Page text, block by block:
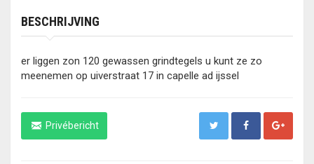
BESCHRIJVING
er liggen zon 120 gewassen grindtegels u kunt ze zo
meenemen op uiverstraat 17 in capelle ad ijssel
Privébericht